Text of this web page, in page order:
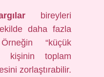
bireyleri
daha fazla
“küçük
kişinin toplam
zorlaştırabilir.